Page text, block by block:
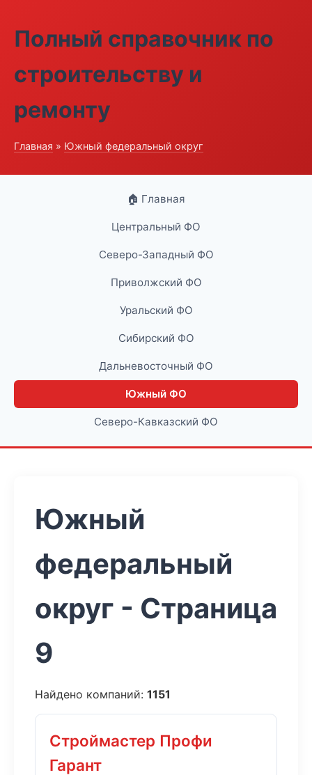
Полный справочник по
строительству и
ремонту
Главная » Южный федеральный округ
🏠 Главная
Центральный ФО
Северо-Западный ФО
Приволжский ФО
Уральский ФО
Сибирский ФО
Дальневосточный ФО
Южный ФО
Северо-Кавказский ФО
Южный
федеральный
округ - Страница
9
Найдено компаний: 1151
Строймастер Профи
Гарант